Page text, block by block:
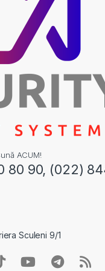
ACUM!
80 90, (022)
Sculeni 9/1